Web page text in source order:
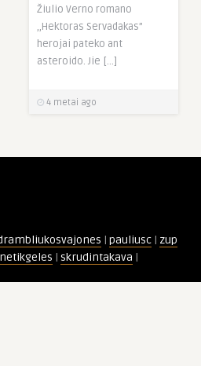
Žiulio Verno romano
,,Hektoras Servadakas”
herojai pateko ant
asteroido. Jie […]
4 metai ago
| pauliusc | zup
netikgeles | skrudintakava |